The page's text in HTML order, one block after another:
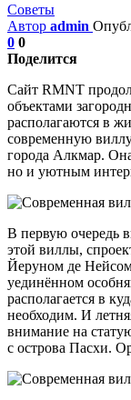
Советы
Автор admin
0 0
Поделится
Сайт RMNT
объектами
располагаются в
современную
города Алкмар.
но и уютным
В первую очередь
этой виллы,
Йеруном де
уединённом
располагается в
необходим. И
внимание на
с острова Пасхи.